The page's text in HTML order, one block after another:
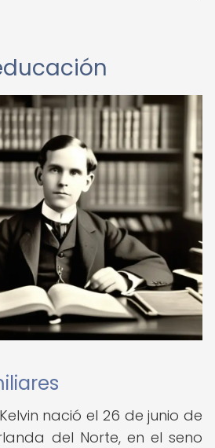
nació el 26 de junio de
del Norte, en el seno